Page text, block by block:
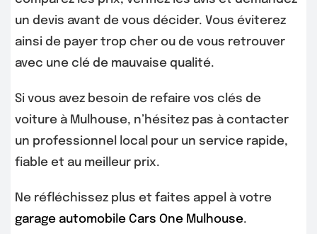
un devis avant de vous décider. Vous éviterez
ainsi de payer trop cher ou de vous retrouver
avec une clé de mauvaise qualité.
Si vous avez besoin de refaire vos clés de
voiture à Mulhouse, n’hésitez pas à contacter
un professionnel local pour un service rapide,
fiable et au meilleur prix.
Ne réfléchissez plus et faites appel à votre
garage automobile Cars One Mulhouse.